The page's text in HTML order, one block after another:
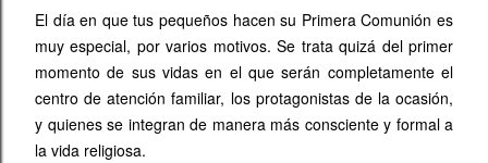
El día en que tus pequeños hacen su Primera Comunión es
muy especial, por varios motivos. Se trata quizá del primer
momento de sus vidas en el que serán completamente el
centro de atención familiar, los protagonistas de la ocasión,
y quienes se integran de manera más consciente y formal a
la vida religiosa.